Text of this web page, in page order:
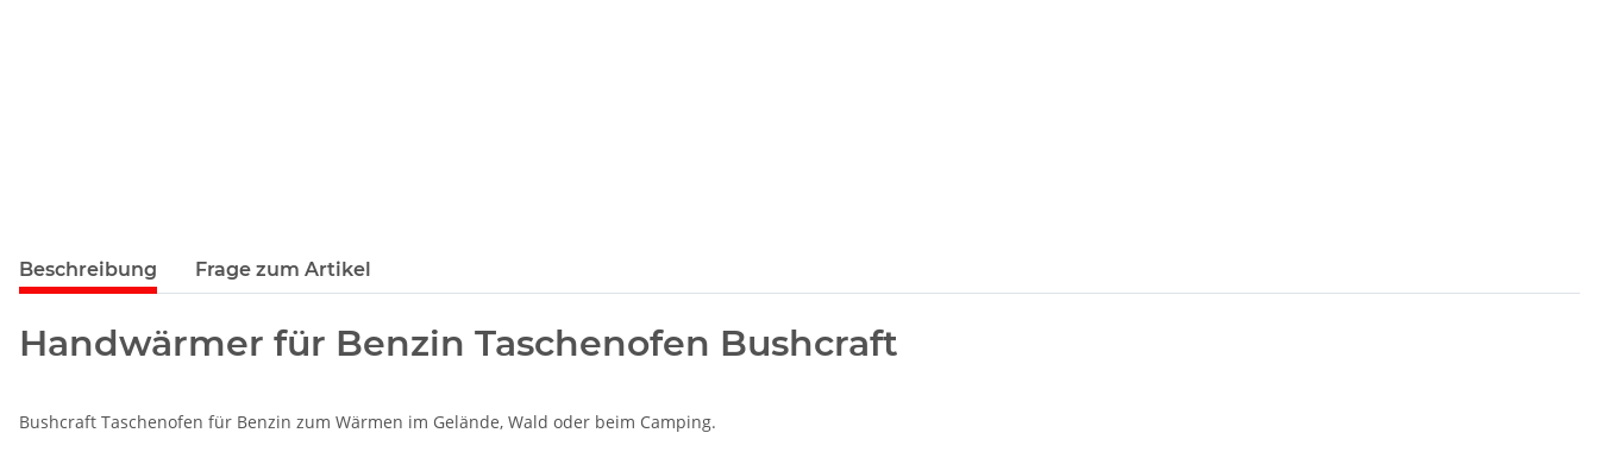
Beschreibung Frage zum Artikel
Handwärmer für Benzin Taschenofen Bushcraft
Bushcraft Taschenofen für Benzin zum Wärmen im Gelände, Wald oder beim Camping.